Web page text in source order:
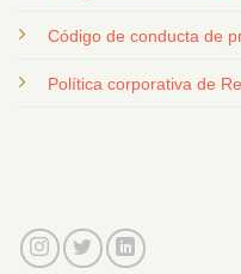
Código de conducta de
Política corporativa de